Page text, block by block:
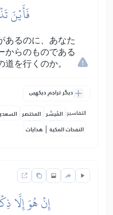
فَأَيۡنَ
あるのに、あなた
からのものである
を行くのか。
دیگر تراجم دیکھیں
التفاسير: المُيسَّر المختصر
النفحات المكية | هدايات
إِنۡ هُوَ إِلَّا